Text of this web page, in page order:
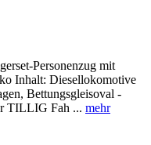
Personenzug mit
Inhalt: Diesellokomotive
Bettungsgleisoval -
TILLIG Fah ... mehr